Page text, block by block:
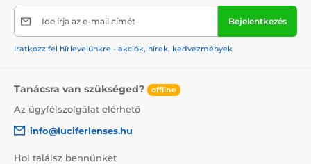
Ide írja az e-mail címét Bejelentkezés
Iratkozz fel hírlevelünkre - akciók, hírek, kedvezmények
Tanácsra van szükséged? offline
Az ügyfélszolgálat elérhető
info@luciferlenses.hu
Hol találsz bennünket